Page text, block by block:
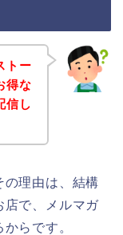
トー
得な
信し
の理由は、結構
店で、メルマガ
らです。